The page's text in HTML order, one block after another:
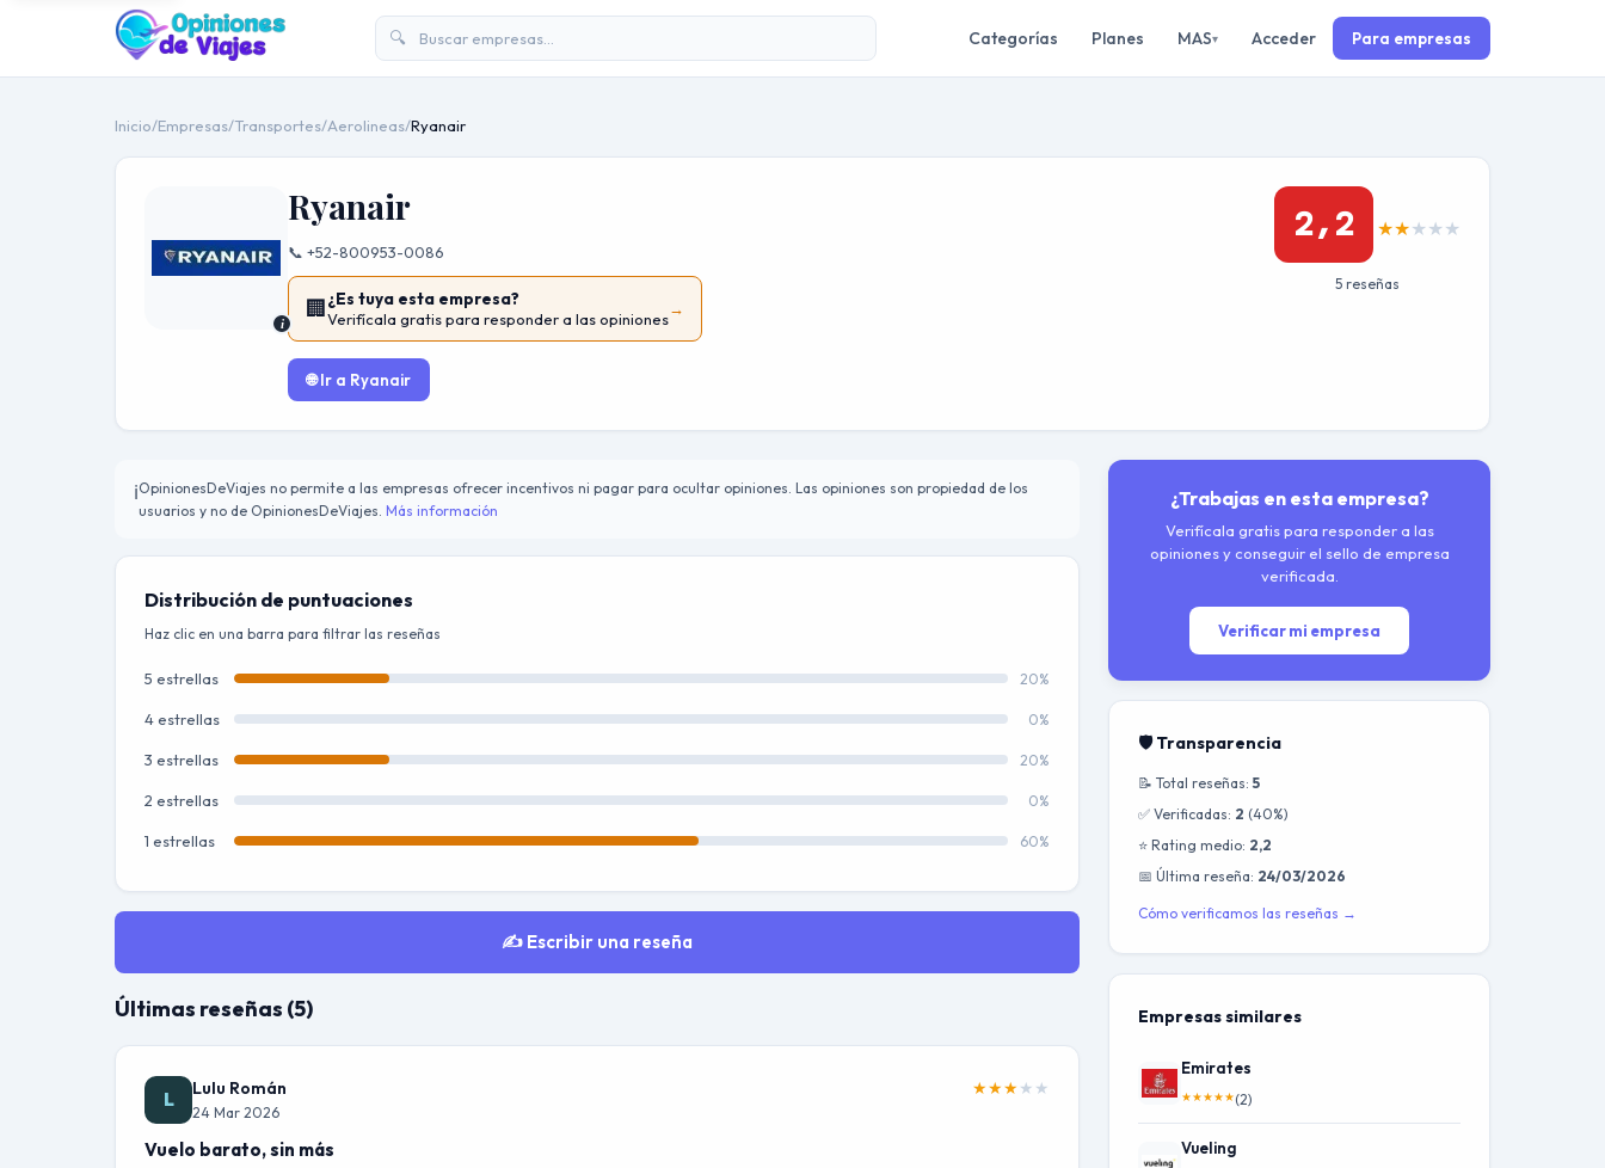
🔍 Categorías Planes MAS▾ Acceder Para empresas
Inicio/Empresas/Transportes/Aerolineas/Ryanair
i
Ryanair
📞 +52-800953-0086
🏢¿Es tuya esta empresa?
Verifícala gratis para responder a las opiniones
→
🌐 Ir a Ryanair
2,2 ★★★★★
5 reseñas
ℹ️OpinionesDeViajes no permite a las empresas ofrecer incentivos ni pagar para ocultar opiniones. Las opiniones son propiedad de los
usuarios y no de OpinionesDeViajes. Más información
Distribución de puntuaciones
Haz clic en una barra para filtrar las reseñas
5 estrellas 20%
4 estrellas 0%
3 estrellas 20%
2 estrellas 0%
1 estrellas 60%
✍️ Escribir una reseña
Últimas reseñas (5)
L Lulu Román
24 Mar 2026
★★★★ ★
Vuelo barato, sin más
¿Trabajas en esta empresa?
Verifícala gratis para responder a las
opiniones y conseguir el sello de empresa
verificada.
Verificar mi empresa
🛡️ Transparencia
📝 Total reseñas: 5
✅ Verificadas: 2 (40%)
⭐ Rating medio: 2,2
📅 Última reseña: 24/03/2026
Cómo verificamos las reseñas →
Empresas similares
Emirates
★★★★★(2)
Vueling